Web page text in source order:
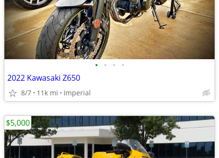
• • • •
2022 Kawasaki Z650
8/7 11k mi Imperial
$5,000